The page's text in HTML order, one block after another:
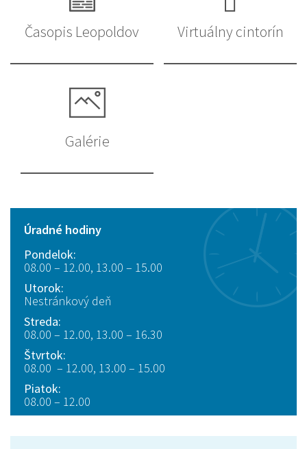
Časopis Leopoldov Virtuálny cintorín
Galérie
Úradné hodiny
Pondelok:
08.00 – 12.00, 13.00 – 15.00
Utorok:
Nestránkový deň
Streda:
08.00 – 12.00, 13.00 – 16.30
Štvrtok:
08.00 – 12.00, 13.00 – 15.00
Piatok:
08.00 – 12.00